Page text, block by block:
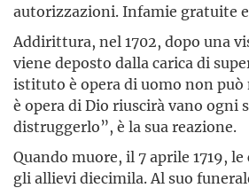
autorizzazioni. Infamie gratuite
Addirittura, nel 1702, dopo una
viene deposto dalla carica di
istituto è opera di uomo non può
è opera di Dio riuscirà vano ogni
distruggerlo”, è la sua reazione.
Quando muore, il 7 aprile 1719, le
gli allievi diecimila. Al suo